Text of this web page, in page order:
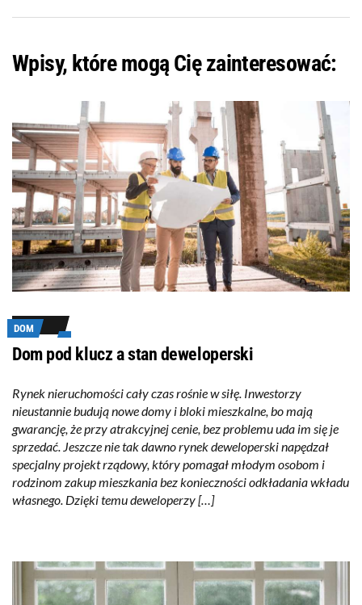
Wpisy, które mogą Cię zainteresować:
DOM
Dom pod klucz a stan deweloperski
Rynek nieruchomości cały czas rośnie w siłę. Inwestorzy
nieustannie budują nowe domy i bloki mieszkalne, bo mają
gwarancję, że przy atrakcyjnej cenie, bez problemu uda im się je
sprzedać. Jeszcze nie tak dawno rynek deweloperski napędzał
specjalny projekt rządowy, który pomagał młodym osobom i
rodzinom zakup mieszkania bez konieczności odkładania wkładu
własnego. Dzięki temu deweloperzy […]